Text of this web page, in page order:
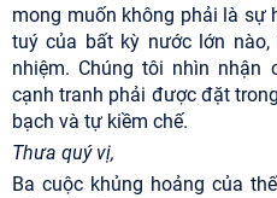
mong muốn không phải là sự
tuý của bất kỳ nước lớn
nhiệm. Chúng tôi nhìn nhận
cạnh tranh phải được đặt
bạch và tự kiềm chế.
Thưa quý vị,
Ba cuộc khủng hoảng của